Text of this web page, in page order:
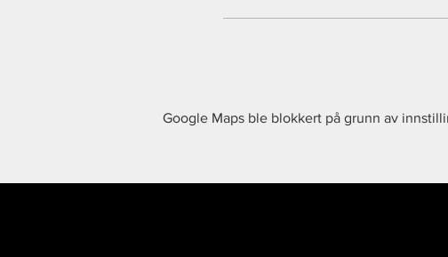
Google Maps ble blokkert på grunn av